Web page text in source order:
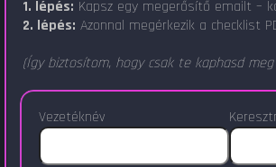
1. lépés: Kapsz egy megerősítő emailt –
2. lépés: Azonnal megérkezik a checklist
(Így biztosítom, hogy csak te kaphasd
Vezetéknév